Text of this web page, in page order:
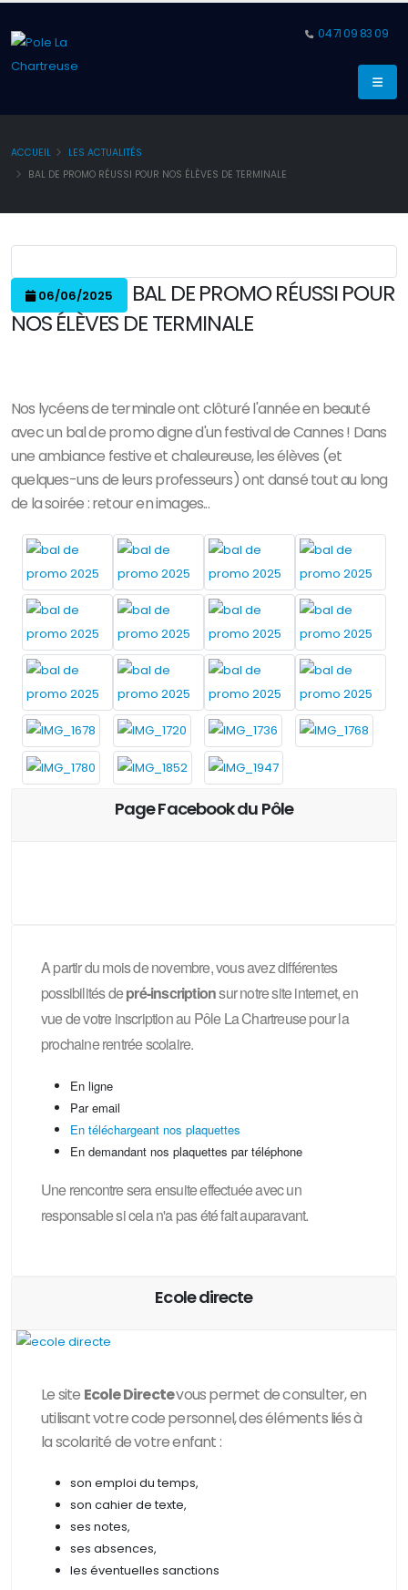
04 71 09 83 09
ACCUEIL
LES ACTUALITÉS
BAL DE PROMO RÉUSSI POUR NOS ÉLÈVES DE TERMINALE
06/06/2025
BAL DE PROMO RÉUSSI POUR
NOS ÉLÈVES DE TERMINALE
Nos lycéens de terminale ont clôturé l'année en beauté
avec un bal de promo digne d'un festival de Cannes ! Dans
une ambiance festive et chaleureuse, les élèves (et
quelques-uns de leurs professeurs) ont dansé tout au long
de la soirée : retour en images...
Page Facebook du Pôle
A partir du mois de novembre, vous avez différentes
possibilités depré-inscriptionsur notre site internet, en
vue de votre inscription au Pôle La Chartreuse pour la
prochaine rentrée scolaire.
En ligne
Par email
En téléchargeant nos plaquettes
En demandant nos plaquettes par téléphone
Une rencontre sera ensuite effectuée avec un
responsable si cela n'a pas été fait auparavant.
Ecole directe
Le site Ecole Directevous permet de consulter, en
utilisant votre code personnel, deséléments liés à
la scolarité de votre enfant :
son emploi du temps,
son cahier de texte,
ses notes,
ses absences,
les éventuelles sanctions